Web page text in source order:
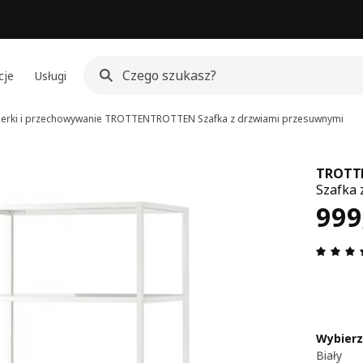
Usługi
i przechowywanie TROTTENTROTTEN Szafka z drzwiami przesuwnymi
Szafka
999
Biały